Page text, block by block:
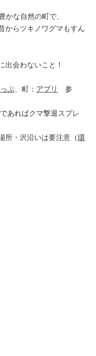
かな自然の町で、
からツキノワグマもすん
出会わないこと！
ぷ 、町： アプリ
参
あればクマ撃退スプレ
所・沢沿いは要注意（環